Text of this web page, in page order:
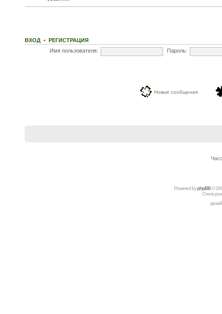
ВХОД • РЕГИСТРАЦИЯ
Имя пользователя:
Пароль:
Новые сообщения
Powered byрhрBВ©
Стиль